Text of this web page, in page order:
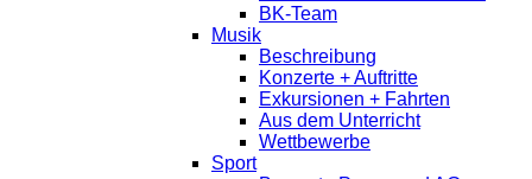
BK-Team
Musik
Beschreibung
Konzerte + Auftritte
Exkursionen + Fahrten
Aus dem Unterricht
Wettbewerbe
Sport